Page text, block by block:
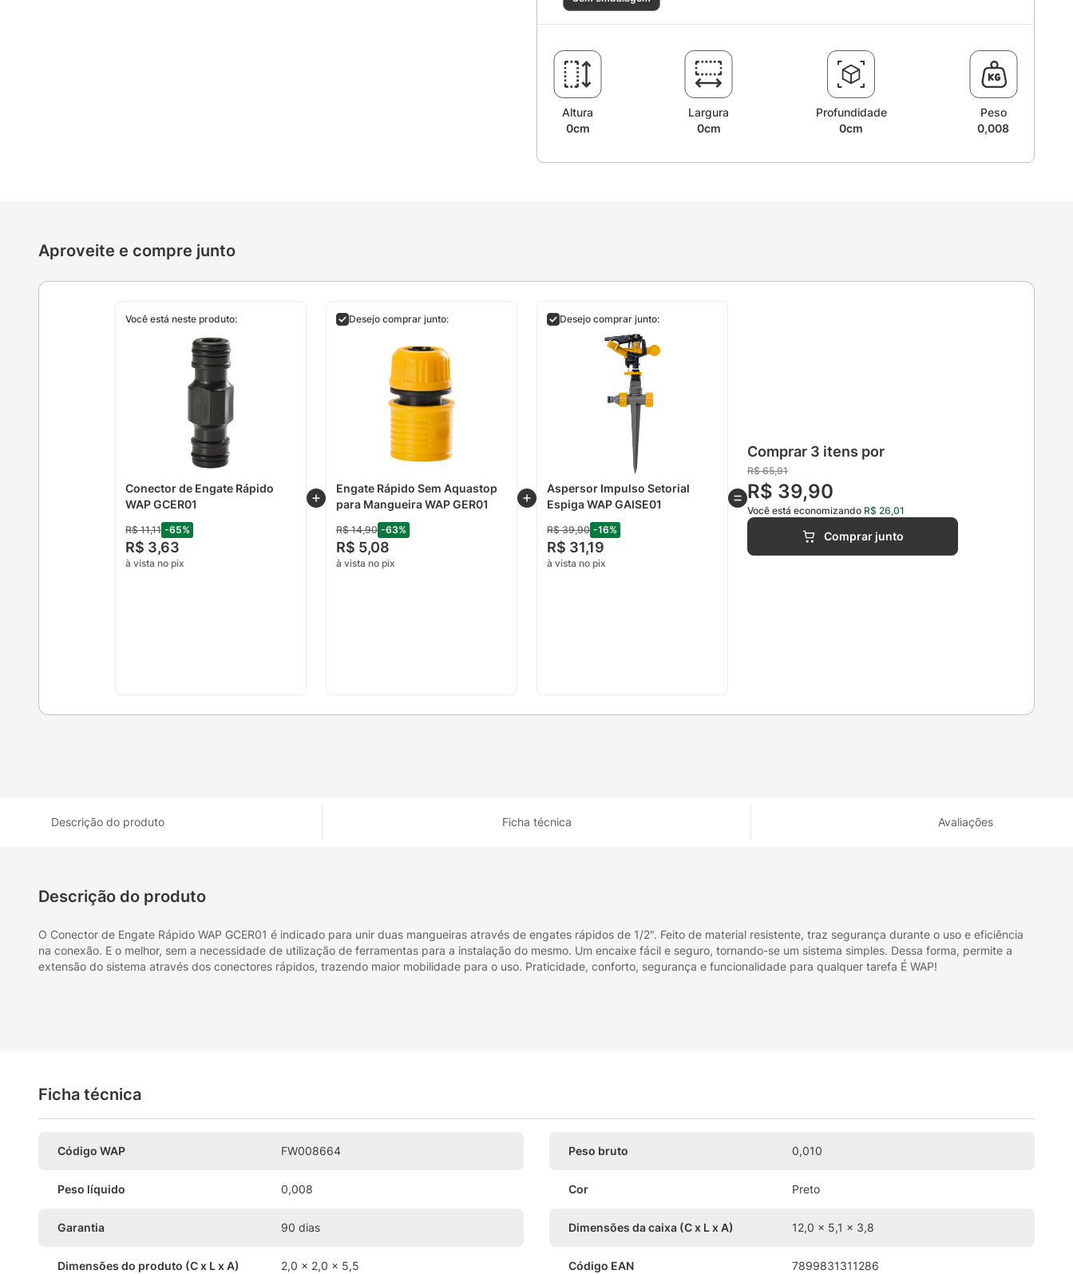
Altura
0cm
Largura
0cm
Profundidade
0cm
Peso
0,008
Aproveite e compre junto
Você está neste produto:
Conector de Engate Rápido
WAP GCER01
R$ 11,11 -65%
R$ 3,63
à vista no pix
Desejo comprar junto:
Engate Rápido Sem Aquastop
para Mangueira WAP GER01
R$ 14,90 -63%
R$ 5,08
à vista no pix
Desejo comprar junto:
Aspersor Impulso Setorial
Espiga WAP GAISE01
R$ 39,90 -16%
R$ 31,19
à vista no pix
Comprar 3 itens por
R$ 65,91
R$ 39,90
Você está economizando R$ 26,01
Comprar junto
Descrição do produto Ficha técnica Avaliações
Descrição do produto
O Conector de Engate Rápido WAP GCER01 é indicado para unir duas mangueiras através de engates rápidos de 1/2". Feito de material resistente, traz segurança durante o uso e eficiência
na conexão. E o melhor, sem a necessidade de utilização de ferramentas para a instalação do mesmo. Um encaixe fácil e seguro, tornando-se um sistema simples. Dessa forma, permite a
extensão do sistema através dos conectores rápidos, trazendo maior mobilidade para o uso. Praticidade, conforto, segurança e funcionalidade para qualquer tarefa É WAP!
Ficha técnica
Código WAP FW008664 Peso bruto 0,010
Peso líquido 0,008 Cor Preto
Garantia 90 dias Dimensões da caixa (C x L x A) 12,0 x 5,1 x 3,8
Dimensões do produto (C x L x A) 2,0 x 2,0 x 5,5 Código EAN 7899831311286